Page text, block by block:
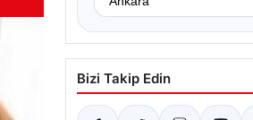
Bizi Takip Edin